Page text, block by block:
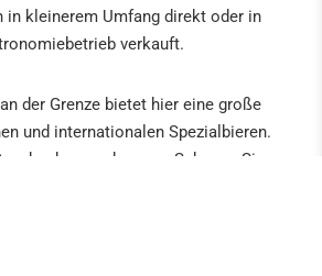
in kleinerem Umfang direkt oder in
verkauft.
der Grenze bietet hier eine große
und internationalen Spezialbieren.
Schauen Sie